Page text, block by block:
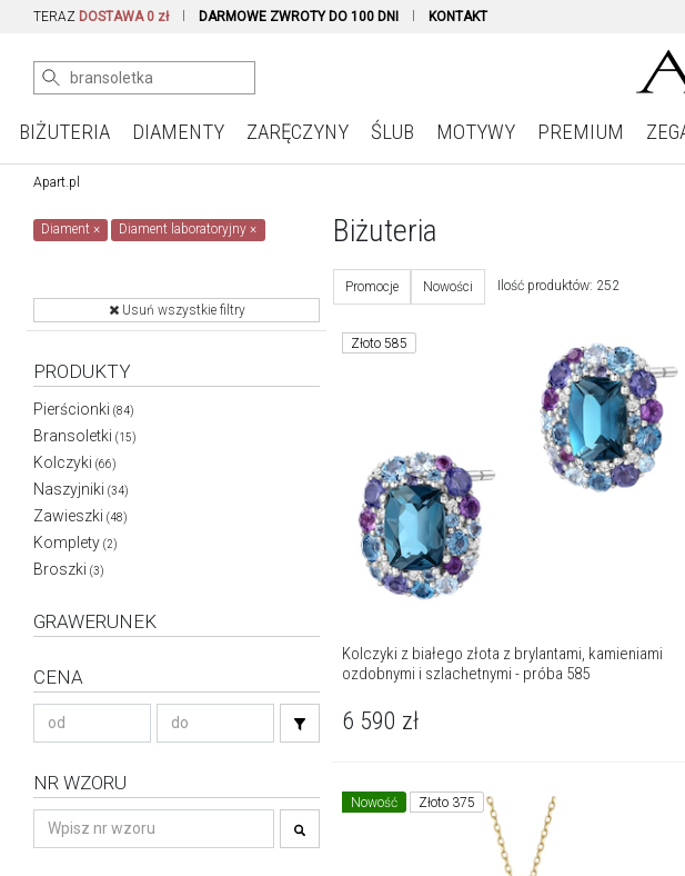
TERAZ DOSTAWA 0 zł DARMOWE ZWROTY DO 100 DNI KONTAKT
BIŻUTERIA DIAMENTY ZARĘCZYNY ŚLUB MOTYWY PREMIUM
Apart.pl
Diament× Diament laboratoryjny×
Usuń wszystkie filtry
PRODUKTY
Pierścionki (84)
Bransoletki (15)
Kolczyki (66)
Naszyjniki (34)
Zawieszki (48)
Komplety (2)
Broszki (3)
GRAWERUNEK
CENA
NR WZORU
Biżuteria
Promocje Nowości Ilość produktów: 252
Złoto 585
Kolczyki z białego złota z brylantami, kamieniami
ozdobnymi i szlachetnymi - próba 585
6 590 zł
Nowość Złoto 375